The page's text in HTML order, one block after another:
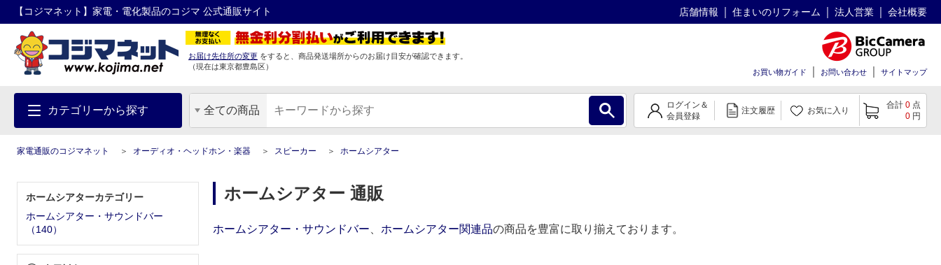
【コジマネット】家電・電化製品のコジマ 公式通販サイト 店舗情報 住まいのリフォーム 法人営業 会社概要
お届け先住所の変更 をすると、商品発送場所からのお届け目安が確認できます。
（現在は東京都豊島区）
お買い物ガイド お問い合わせ サイトマップ
カテゴリーから探す 全ての商品
ログイン＆
会員登録
注文履歴 お気に入り
合計 0 点
0 円
家電通販のコジマネット オーディオ・ヘッドホン・楽器 スピーカー ホームシアター
ホームシアターカテゴリー
ホームシアター・サウンドバー
（140）
ホームシアター 通販
ホームシアター・サウンドバー ホームシアター関連品の商品を豊富に取り揃えております。